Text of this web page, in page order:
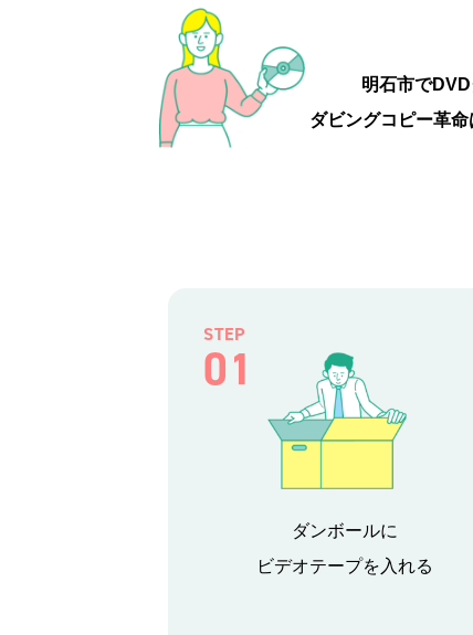
明石市で
ダビングコピー革
STEP
01
ダンボールに
ビデオテープを入れる